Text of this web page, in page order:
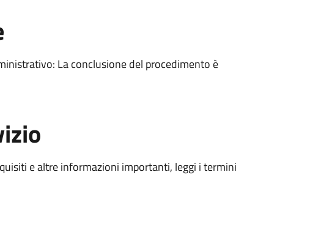
La conclusione del procedimento è
e altre informazioni importanti, leggi i termini